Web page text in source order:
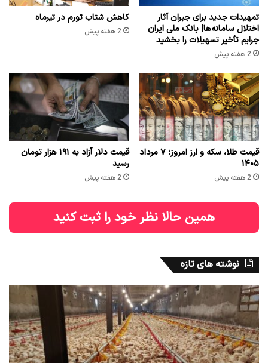
تمهیدات جدید برای جبران آثار
اختلال سامانه‌ها| بانک ملی ایران
جرایم تأخیر تسهیلات را بخشید
2 هفته پیش
کاهش شتاب تورم در تیرماه
2 هفته پیش
قیمت طلا، سکه و ارز امروز؛ ۷ مرداد
۱۴۰۵
2 هفته پیش
قیمت دلار آزاد به ۱۹۱ هزار تومان
رسید
2 هفته پیش
همین حالا نظر خود را ثبت کنید
نوشته های تازه